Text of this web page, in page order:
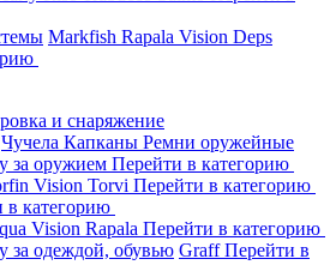
Markfish Rapala Vision Deps
и снаряжение
Чучела Капканы Ремни оружейные
за оружием Перейти в категорию
Vision Torvi Перейти в категорию
в категорию
Vision Rapala Перейти в категорию
за одеждой, обувью GraffПерейти в